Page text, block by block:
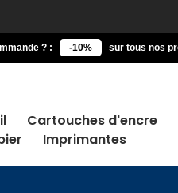
? : -10% sur tous nos
Cartouches d'encre
Imprimantes